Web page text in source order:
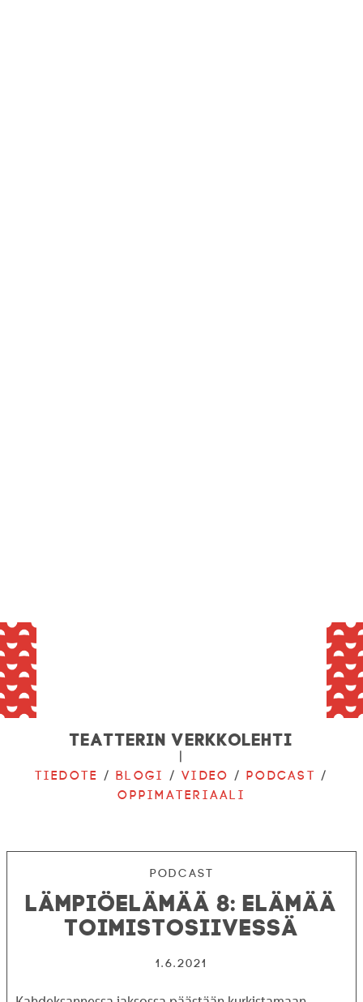
Teatterin verkkolehti
|
Tiedote /Blogi /Video /Podcast /
Oppimateriaali
Podcast
Lämpiöelämää 8: Elämää
toimistosiivessä
1.6.2021